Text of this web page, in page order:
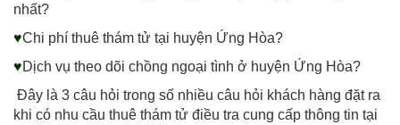
nhất?
♥Chi phí thuê thám tử tại huyện Ứng Hòa?
♥Dịch vụ theo dõi chồng ngoại tình ở huyện Ứng Hòa?
Đây là 3 câu hỏi trong số nhiều câu hỏi khách hàng đặt ra
khi có nhu cầu thuê thám tử điều tra cung cấp thông tin tại